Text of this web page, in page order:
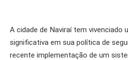
A cidade de Naviraí tem vivenciado
significativa em sua política de
recente implementação de um